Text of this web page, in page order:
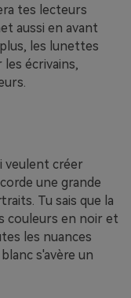
tes lecteurs
aussi en avant
les lunettes
écrivains,
veulent créer
une grande
Tu sais que la
couleurs en noir et
les nuances
s'avère un